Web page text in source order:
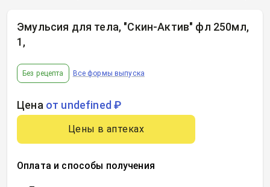
Эмульсия для тела, "Скин-Актив" фл 250мл,
1 ,
Без рецепта Все формы выпуска
Цена от undefined ₽
Цены в аптеках
Оплата и способы получения